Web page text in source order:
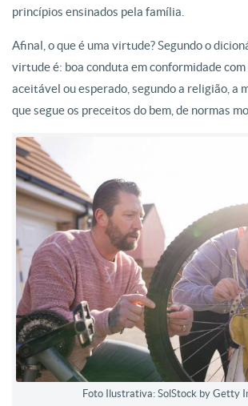
princípios ensinados pela família.
Afinal, o que é uma virtude? Segundo o
virtude é: boa conduta em conformidade com
aceitável ou esperado, segundo a religião, a
que segue os preceitos do bem, de normas
Foto Ilustrativa: SolStock by Getty